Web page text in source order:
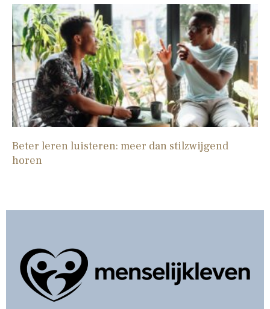
Beter leren luisteren: meer dan stilzwijgend
horen